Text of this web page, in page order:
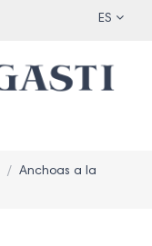
ES
Anchoas a la